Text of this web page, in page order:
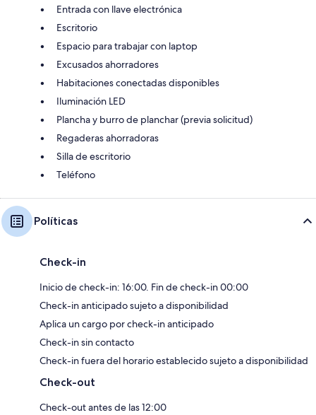
Entrada con llave electrónica
Escritorio
Espacio para trabajar con laptop
Excusados ahorradores
Habitaciones conectadas disponibles
Iluminación LED
Plancha y burro de planchar (previa solicitud)
Regaderas ahorradoras
Silla de escritorio
Teléfono
Políticas
Check-in
Inicio de check-in: 16:00. Fin de check-in 00:00
Check-in anticipado sujeto a disponibilidad
Aplica un cargo por check-in anticipado
Check-in sin contacto
Check-in fuera del horario establecido sujeto a disponibilidad
Check-out
Check-out antes de las 12:00